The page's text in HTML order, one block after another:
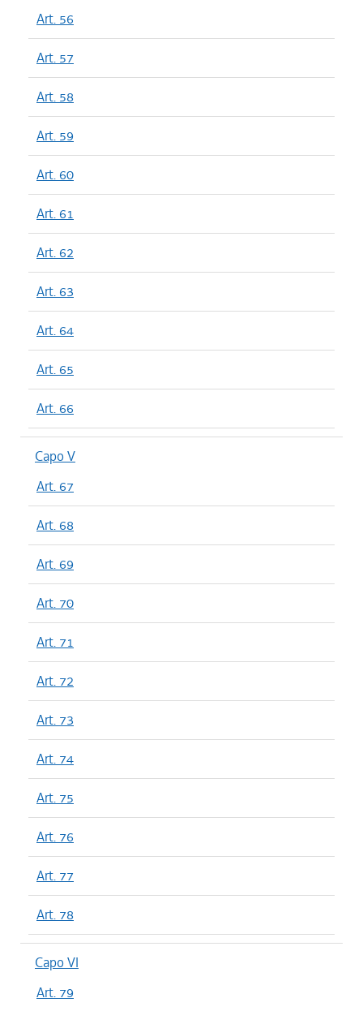
Art. 56
Art. 57
Art. 58
Art. 59
Art. 60
Art. 61
Art. 62
Art. 63
Art. 64
Art. 65
Art. 66
Capo V
Art. 67
Art. 68
Art. 69
Art. 70
Art. 71
Art. 72
Art. 73
Art. 74
Art. 75
Art. 76
Art. 77
Art. 78
Capo VI
Art. 79